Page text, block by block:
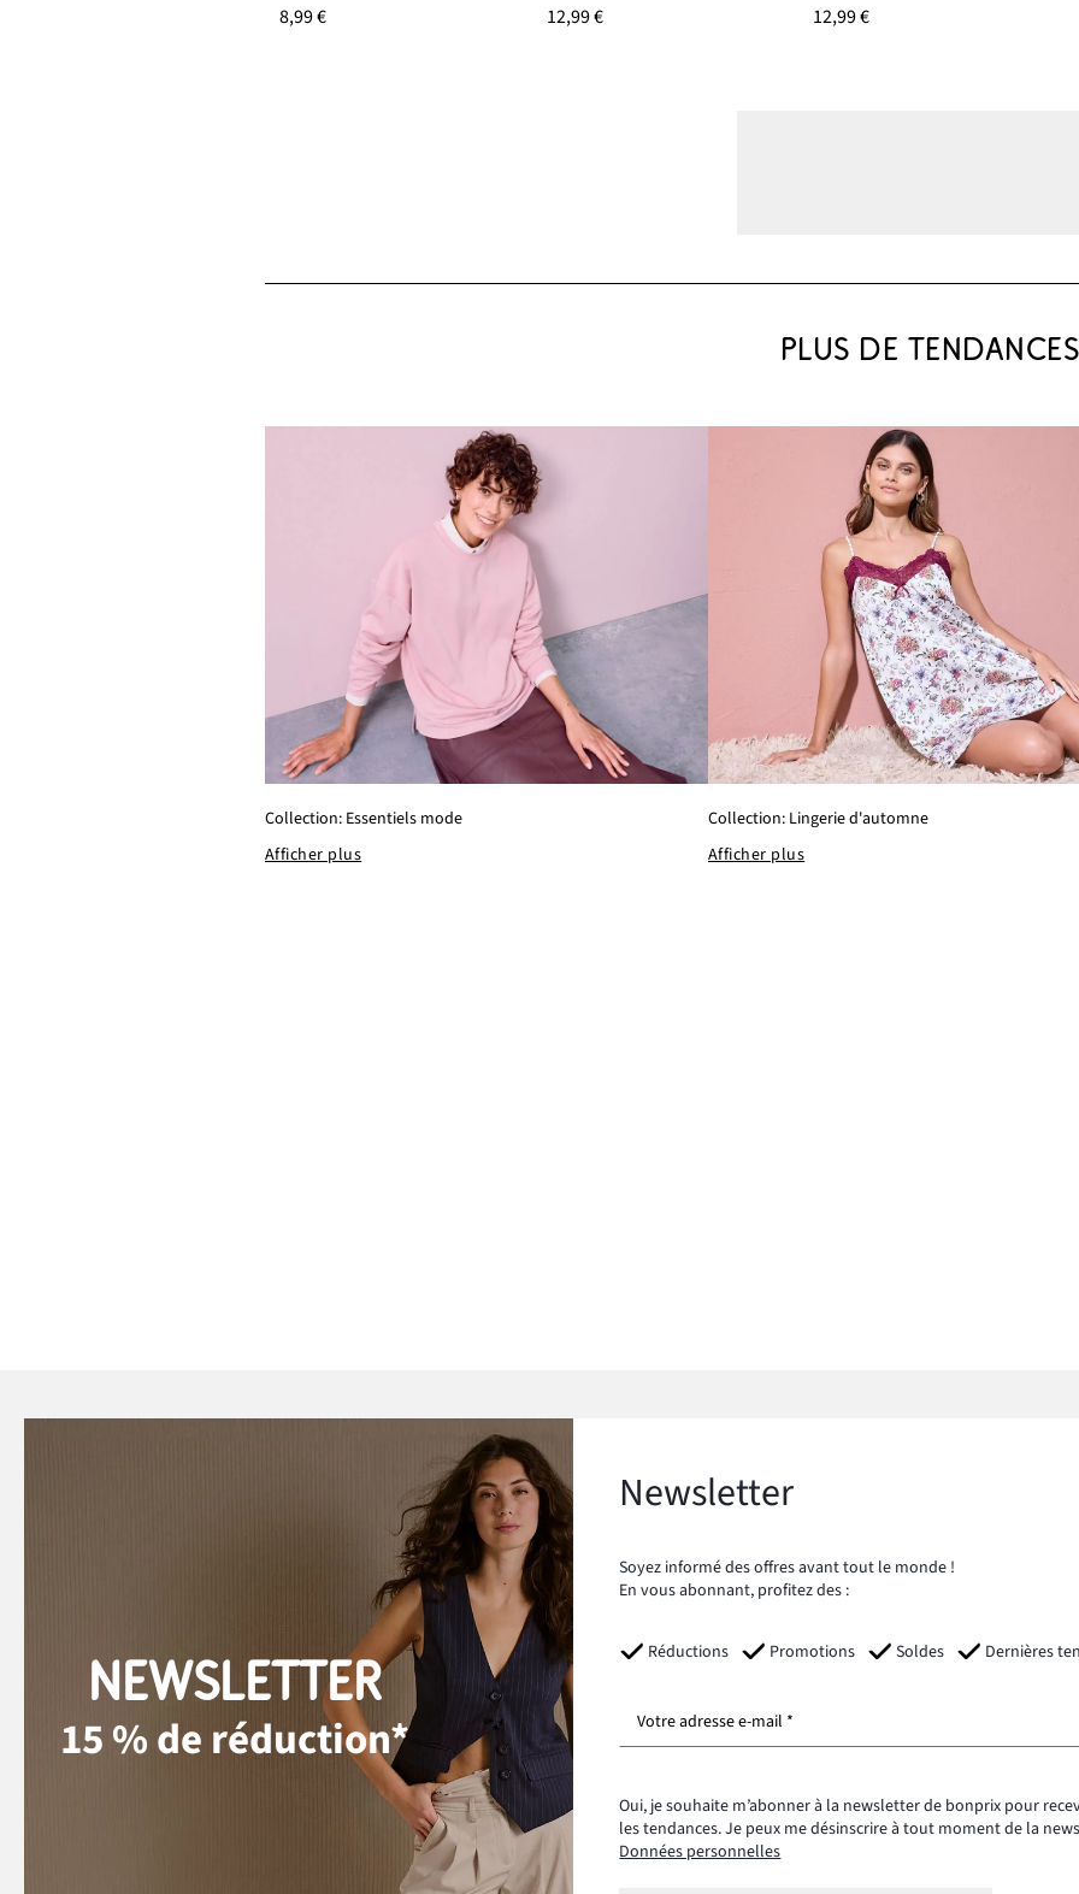
8,99 € 12,99 € 12,99 €
PLUS DE TENDANCES
Collection: Essentiels mode
Afficher plus
Collection: Lingerie d'automne
Afficher plus
NEWSLETTER
15 % de réduction*
Newsletter
Soyez informé des offres avant tout le monde !
En vous abonnant, profitez des :
Réductions Promotions Soldes Dernières
Votre adresse e-mail *
Oui, je souhaite m’abonner à la newsletter de bonprix pour
les tendances. Je peux me désinscrire à tout moment de la
Données personnelles